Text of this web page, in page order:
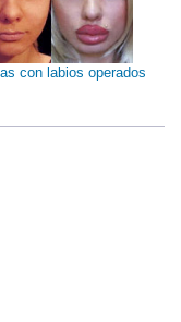
con labios operados